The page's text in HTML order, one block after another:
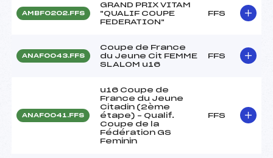
AMBF0202.FFS
GRAND PRIX VITAM
"QUALIF COUPE
FEDERATION"
FFS
ANAF0043.FFS
Coupe de France
du Jeune Cit FEMME
SLALOM u16
FFS
ANAF0041.FFS
u16 Coupe de
France du Jeune
Citadin (2ème
étape) – Qualif.
Coupe de la
Fédération GS
Feminin
FFS